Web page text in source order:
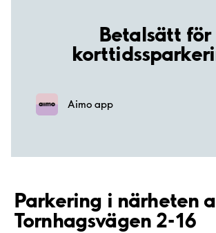
Betalsätt för
Aimo app
Parkering i närheten
Tornhagsvägen 2-16